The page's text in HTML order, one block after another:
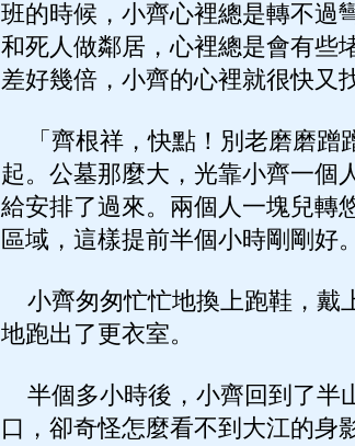
班的時候，小齊心裡總是轉不過
和死人做鄰居，心裡總是會有些
差好幾倍，小齊的心裡就很快又
「齊根祥，快點！別老磨磨蹭
起。公墓那麼大，光靠小齊一個
給安排了過來。兩個人一塊兒轉
區域，這樣提前半個小時剛剛好。
小齊匆匆忙忙地換上跑鞋，戴
地跑出了更衣室。
半個多小時後，小齊回到了半
口，卻奇怪怎麼看不到大江的身